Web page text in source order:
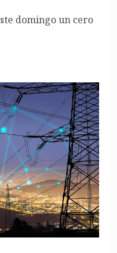
domingo un cero